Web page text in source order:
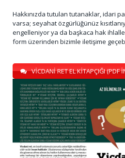
Hakkınızda tutulan tutanaklar, idari
varsa; seyahat özgürlüğünüz
engelleniyor ya da başkaca hak
form üzerinden bizimle iletişime
VİCDANİ RET EL KİTAPÇIĞI (PDF